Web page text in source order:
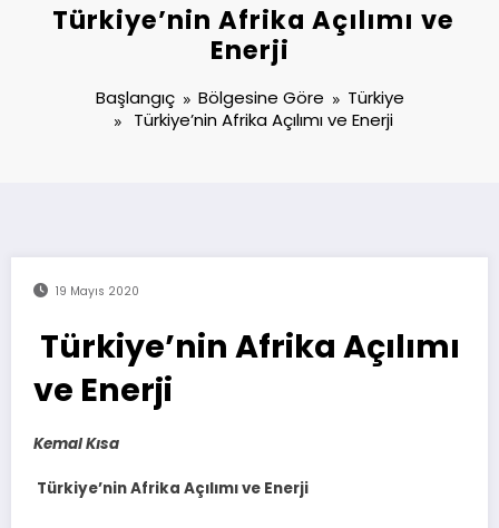
Türkiye’nin Afrika Açılımı ve
Enerji
Başlangıç Bölgesine Göre
Türkiye
Türkiye’nin Afrika Açılımı ve Enerji
19 Mayıs 2020
Türkiye’nin Afrika Açılımı
ve Enerji
Kemal Kısa
Türkiye’nin Afrika Açılımı ve Enerji